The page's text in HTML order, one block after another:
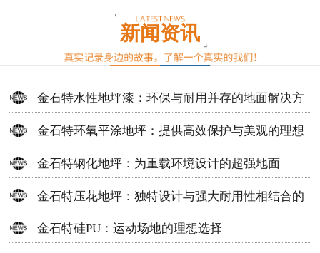
新闻资讯
金石特水性地坪漆：环保与耐用并存的地面解决方
案
金石特环氧平涂地坪：提供高效保护与美观的理想
选择
金石特钢化地坪：为重载环境设计的超强地面
金石特压花地坪：独特设计与强大耐用性相结合的
地面材料
金石特硅PU：运动场地的理想选择